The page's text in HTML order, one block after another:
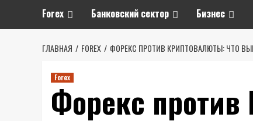
Forex Банковский сектор Бизнес
ГЛАВНАЯ FOREX ФОРЕКС ПРОТИВ КРИПТОВАЛЮТЫ: ЧТО
Forex
Форекс